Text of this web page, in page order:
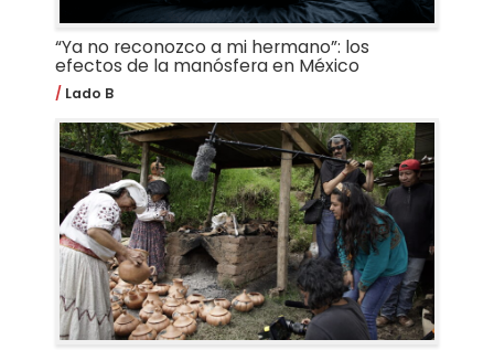
“Ya no reconozco a mi hermano”: los
efectos de la manósfera en México
Lado B